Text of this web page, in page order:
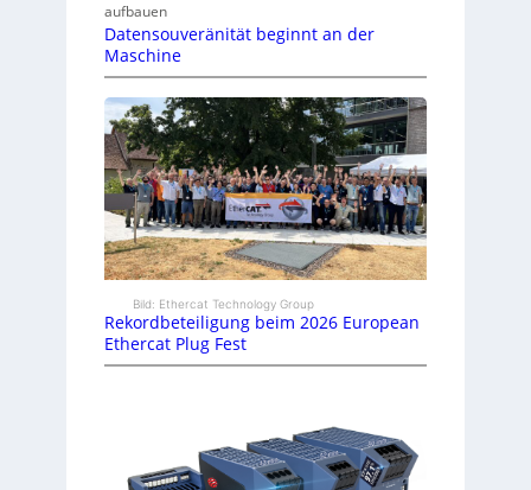
aufbauen
Datensouveränität beginnt an der
Maschine
Bild: Ethercat Technology Group
Rekordbeteiligung beim 2026 European
Ethercat Plug Fest